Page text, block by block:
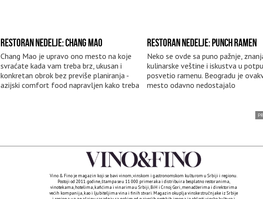
RESTORAN NEDELJE: CHANG MAO
Chang Mao je upravo ono mesto na koje
svraćate kada vam treba brz, ukusan i
konkretan obrok bez previše planiranja -
azijski comfort food napravljen kako treba
RESTORAN NEDELJE: PUNCH RAMEN
Neko se ovde sa puno pažnje,
kulinarske veštine i iskustva u
posvetio ramenu. Beogradu je
mesto odavno nedostajalo
Vino & Fino je magazin koji se bavi vinom, vinskom i gastronomskom kulturom u Srbiji i regionu.
Postoji od 2011. godine, štampa se u 11 000 primeraka i distribuira besplatno restoranima,
vinotekama, hotelima, kafićima i vinarima u Srbiji, BiH i Crnoj Gori, menadžerima i direktorima
većih kompanija, kao i ljubiteljima vina i finih stvari. Magazin okuplja vinske stručnjake iz Srbije